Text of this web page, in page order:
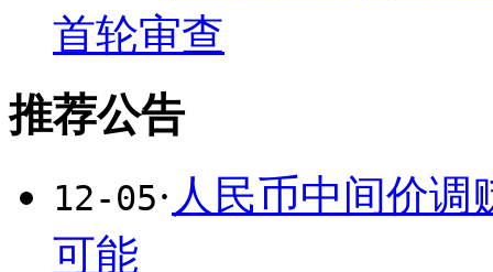
首轮审查
推荐公告
12-05· 人民币中间价调
可能